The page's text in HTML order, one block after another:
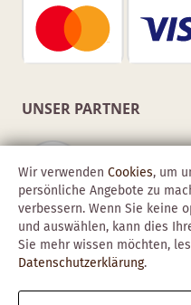
UNSER PARTNER
Wir verwenden Cookies, um
persönliche Angebote zu
verbessern. Wenn Sie keine
und auswählen, kann dies
Sie mehr wissen möchten,
Datenschutzerklärung.